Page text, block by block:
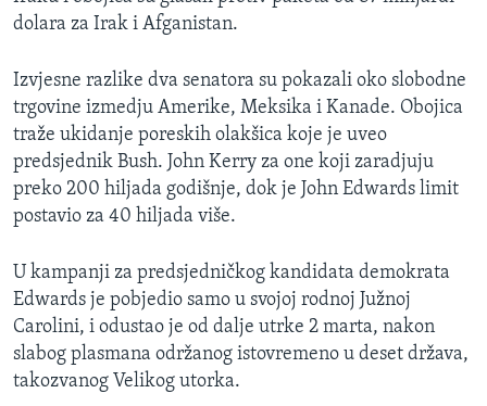
dolara za Irak i Afganistan.
Izvjesne razlike dva senatora su pokazali oko slobodne
trgovine izmedju Amerike, Meksika i Kanade. Obojica
traže ukidanje poreskih olakšica koje je uveo
predsjednik Bush. John Kerry za one koji zaradjuju
preko 200 hiljada godišnje, dok je John Edwards limit
postavio za 40 hiljada više.
U kampanji za predsjedničkog kandidata demokrata
Edwards je pobjedio samo u svojoj rodnoj Južnoj
Carolini, i odustao je od dalje utrke 2 marta, nakon
slabog plasmana održanog istovremeno u deset država,
takozvanog Velikog utorka.